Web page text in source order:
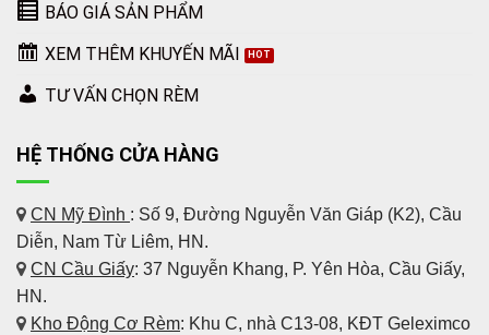
Phụ kiện, thanh treo rèm cao cấp, bền đẹp.
Hoàn tiền 100% nếu sản phẩm không đảm bảo chất
Xử lý Bảo Hành trong vòng 24h kể từ khi nhận được
yêu cầu.
BÁO GIÁ SẢN PHẨM
XEM THÊM KHUYẾN MÃI
TƯ VẤN CHỌN RÈM
HỆ THỐNG CỬA HÀNG
CN Mỹ Đình : Số 9, Đường Nguyễn Văn Giáp (K2), Cầu
Diễn, Nam Từ Liêm, HN.
CN Cầu Giấy: 37 Nguyễn Khang, P. Yên Hòa, Cầu Giấy,
HN.
Kho Động Cơ Rèm: Khu C, nhà C13-08, KĐT Geleximco